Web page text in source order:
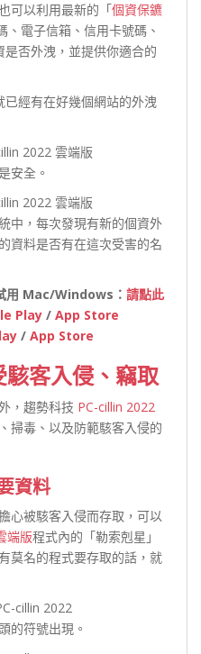
可以利用最新的「個資保鑣
、電子信箱、信用卡號碼、
否外洩，並提供你適合的
經有在好幾個網站的外洩
安全。
中，每次發現有新的個資外
資料是否有在這次受害的名
用 Mac/Windows： 請點此
Play/ App Store
/ App Store
客入侵、竊取
，趨勢科技 PC-cillin 2022
掃毒、以及防範駭客入侵的
資料
心被駭客入侵而存取，可以
端版程式內的「勒索剋星」
莫名的程式要存取的話，就
的符號出現。